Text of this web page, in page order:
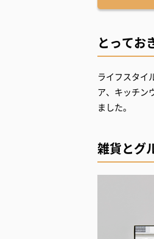
とってお
ライフスタイ
ア、キッチン
ました。
雑貨とグ